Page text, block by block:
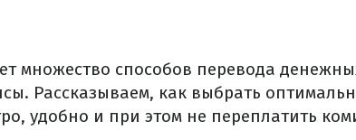
множество способов перевода
Рассказываем, как выбрать
удобно и при этом не переплатить